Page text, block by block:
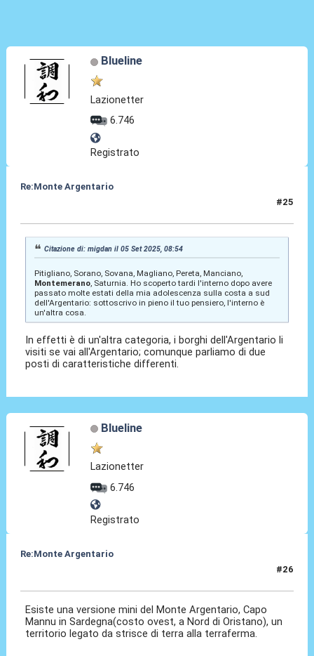
Blueline
Lazionetter
6.746
Registrato
Re:Monte Argentario
#25
Citazione di: migdan il 05 Set 2025, 08:54
Pitigliano, Sorano, Sovana, Magliano, Pereta, Manciano,
Montemerano, Saturnia. Ho scoperto tardi l'interno dopo avere
passato molte estati della mia adolescenza sulla costa a sud
dell'Argentario: sottoscrivo in pieno il tuo pensiero, l'interno è
un'altra cosa.
In effetti è di un'altra categoria, i borghi dell'Argentario li
visiti se vai all'Argentario; comunque parliamo di due
posti di caratteristiche differenti.
Blueline
Lazionetter
6.746
Registrato
Re:Monte Argentario
#26
Esiste una versione mini del Monte Argentario, Capo
Mannu in Sardegna(costo ovest, a Nord di Oristano), un
territorio legato da strisce di terra alla terraferma.